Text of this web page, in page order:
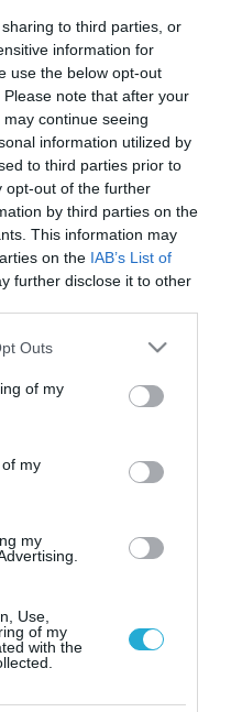
to third parties, or
information for
use the below opt-out
note that after your
continue seeing
information utilized by
to third parties prior to
opt-out of the further
by third parties on the
This information may
on the IAB’s List of
further disclose it to other
one or more Google
You may click to
its third-party tags to
in below Google
Outs
of my
my
my
Use,
of my
with the
σύμφωνα με
τα
της ESET για